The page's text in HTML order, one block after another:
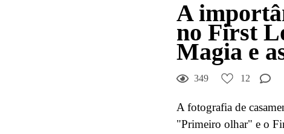
A
no First
Magia e
349 12
A fotografia de
"Primeiro olhar" e o